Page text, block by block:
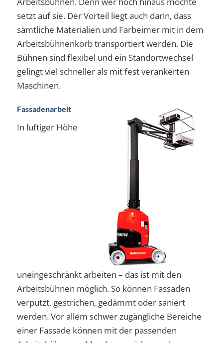
setzt auf sie. Der Vorteil liegt auch darin, dass
sämtliche Materialien und Farbeimer mit in dem
Arbeitsbühnenkorb transportiert werden. Die
Bühnen sind flexibel und ein Standortwechsel
gelingt viel schneller als mit fest verankerten
Maschinen.
Fassadenarbeit
In luftiger Höhe
uneingeschränkt arbeiten – das ist mit den
Arbeitsbühnen möglich. So können Fassaden
verputzt, gestrichen, gedämmt oder saniert
werden. Vor allem schwer zugängliche Bereiche
einer Fassade können mit der passenden